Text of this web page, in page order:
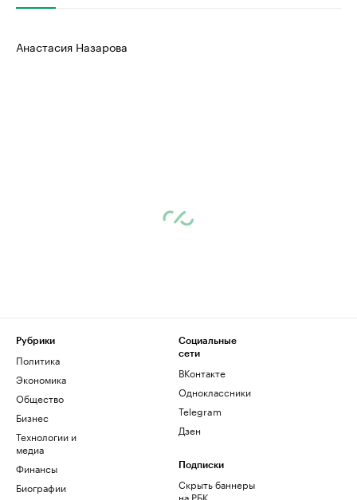
Анастасия Назарова
Рубрики
Политика
Экономика
Общество
Бизнес
Технологии и
медиа
Финансы
Биографии
Социальные
сети
ВКонтакте
Одноклассники
Telegram
Дзен
Подписки
Скрыть баннеры
на РБК